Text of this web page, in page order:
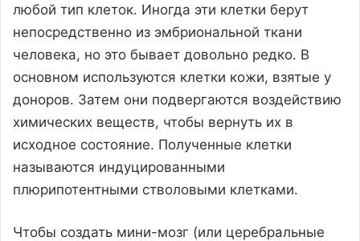
любой тип клеток. Иногда эти клетки берут
непосредственно из эмбриональной ткани
человека, но это бывает довольно редко. В
основном используются клетки кожи, взятые у
доноров. Затем они подвергаются воздействию
химических веществ, чтобы вернуть их в
исходное состояние. Полученные клетки
называются индуцированными
плюрипотентными стволовыми клетками.
Чтобы создать мини-мозг (или церебральные